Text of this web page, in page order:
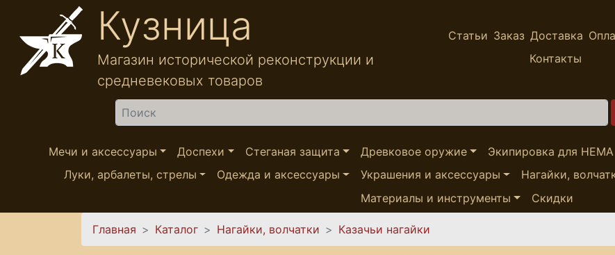
Перейти к основному содержанию
Кузница
Магазин исторической реконструкции и
средневековых товаров
Статьи Заказ Доставка
Контакты
Найти
Мечи и аксессуары Доспехи Стеганая защита Древковое оружие Экипировка для HEMA
Луки, арбалеты, стрелы
Одежда и аксессуары Украшения и аксессуары Нагайки,
Материалы и инструменты
Скидки
Вы здесь
Главная Каталог Нагайки, волчатки Казачьи нагайки